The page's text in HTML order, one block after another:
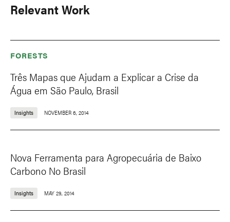
Relevant Work
FORESTS
Três Mapas que Ajudam a Explicar a Crise da
Água em São Paulo, Brasil
Insights NOVEMBER 6, 2014
Nova Ferramenta para Agropecuária de Baixo
Carbono No Brasil
Insights MAY 29, 2014